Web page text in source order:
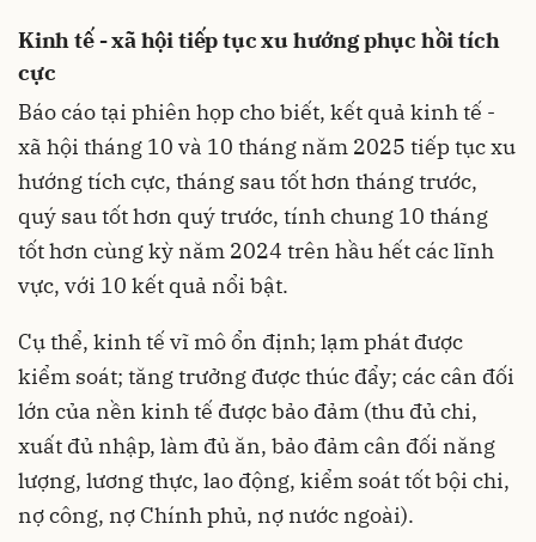
Kinh tế - xã hội tiếp tục xu hướng phục hồi tích
cực
Báo cáo tại phiên họp cho biết, kết quả kinh tế -
xã hội tháng 10 và 10 tháng năm 2025 tiếp tục xu
hướng tích cực, tháng sau tốt hơn tháng trước,
quý sau tốt hơn quý trước, tính chung 10 tháng
tốt hơn cùng kỳ năm 2024 trên hầu hết các lĩnh
vực, với 10 kết quả nổi bật.
Cụ thể, kinh tế vĩ mô ổn định; lạm phát được
kiểm soát; tăng trưởng được thúc đẩy; các cân đối
lớn của nền kinh tế được bảo đảm (thu đủ chi,
xuất đủ nhập, làm đủ ăn, bảo đảm cân đối năng
lượng, lương thực, lao động, kiểm soát tốt bội chi,
nợ công, nợ Chính phủ, nợ nước ngoài).